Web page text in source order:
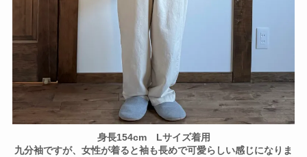
身長154cm Lサイズ着用
九分袖ですが、女性が着ると袖も長めで可愛らしい感じになりま